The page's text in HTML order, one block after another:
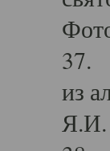
37.
из
Я.И.